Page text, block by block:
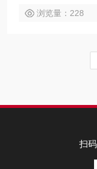
浏览量：228
扫